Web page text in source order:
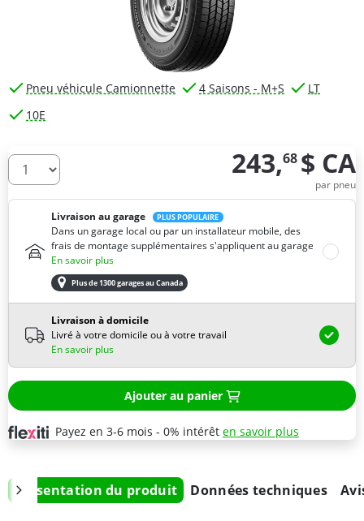
Pneu véhicule Camionnette 4 Saisons - M+S
LT
10E
De combien de pneus avez-vous besoin ? 243,68 $ CA
par pneu
Livraison au garage PLUS POPULAIRE
Dans un garage local ou par un installateur mobile, des
frais de montage supplémentaires s'appliquent au garage
En savoir plus
Plus de 1300 garages au Canada
Livraison à domicile
Livré à votre domicile ou à votre travail
En savoir plus
Ajouter au panier
Payez en 3-6 mois - 0% intérêt en savoir plus
Présentation du produit Données techniques